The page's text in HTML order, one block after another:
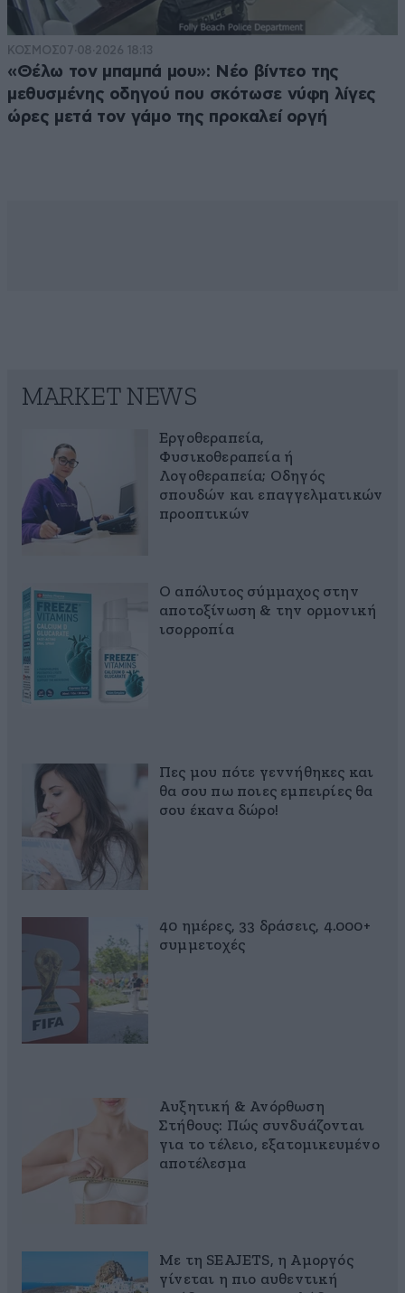
ΚΟΣΜΟΣ07·08·2026 18:13
«Θέλω τον μπαμπά μου»: Νέο βίντεο της
μεθυσμένης οδηγού που σκότωσε νύφη λίγες
ώρες μετά τον γάμο της προκαλεί οργή
MARKET NEWS
Εργοθεραπεία,
Φυσικοθεραπεία ή
Λογοθεραπεία; Οδηγός
σπουδών και επαγγελματικών
προοπτικών
Ο απόλυτος σύμμαχος στην
αποτοξίνωση & την ορμονική
ισορροπία
Πες μου πότε γεννήθηκες και
θα σου πω ποιες εμπειρίες θα
σου έκανα δώρο!
40 ημέρες, 33 δράσεις, 4.000+
συμμετοχές
Αυξητική & Ανόρθωση
Στήθους: Πώς συνδυάζονται
για το τέλειο, εξατομικευμένο
αποτέλεσμα
Με τη SEAJETS, η Αμοργός
γίνεται η πιο αυθεντική